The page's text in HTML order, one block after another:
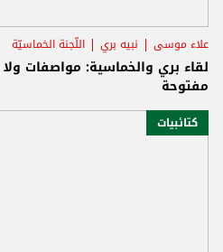
علاء موسى نبيه بري اللّجنة الخماسيّة
لقاء بري والخماسية: مواصفات
مفتوحة
كتائبيات